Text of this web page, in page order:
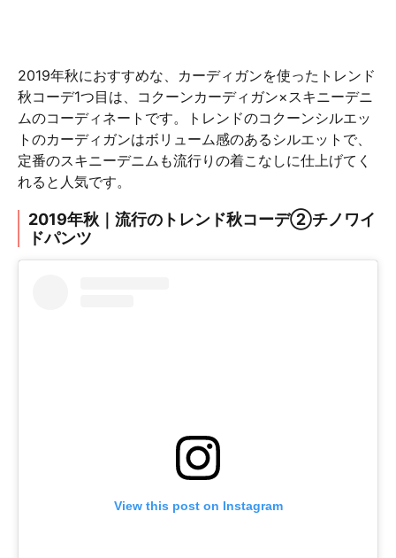
2019年秋におすすめな、カーディガンを使ったトレンド
秋コーデ1つ目は、コクーンカーディガン×スキニーデニ
ムのコーディネートです。トレンドのコクーンシルエッ
トのカーディガンはボリューム感のあるシルエットで、
定番のスキニーデニムも流行りの着こなしに仕上げてく
れると人気です。
2019年秋｜流行のトレンド秋コーデ②チノワイ
ドパンツ
View this post on Instagram